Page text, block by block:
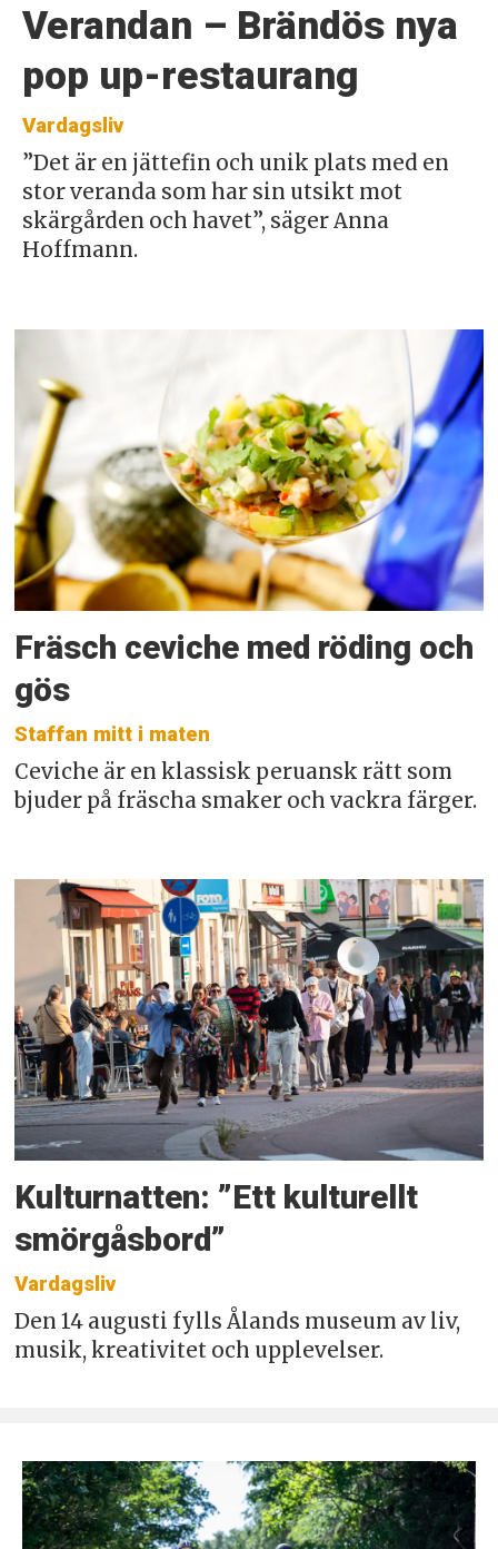
Verandan – Brändös nya
pop up-restaurang
Vardagsliv
”Det är en jättefin och unik plats med en
stor veranda som har sin utsikt mot
skärgården och havet”, säger Anna
Hoffmann.
Fräsch ceviche med röding och
gös
Staffan mitt i maten
Ceviche är en klassisk peruansk rätt som
bjuder på fräscha smaker och vackra färger.
Kulturnatten: ”Ett kulturellt
smörgåsbord”
Vardagsliv
Den 14 augusti fylls Ålands museum av liv,
musik, kreativitet och upplevelser.